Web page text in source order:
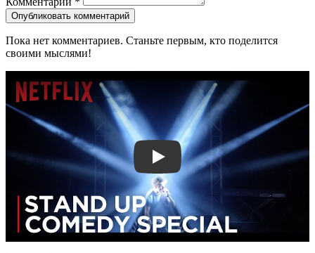
Опубликовать комментарий
Пока нет комментариев. Станьте первым, кто поделится
своими мыслями!
Смотреть трейлер